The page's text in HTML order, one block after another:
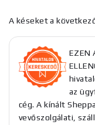
A késeket a
EZEN
az
cég. A kínált
vevőszolgálati,